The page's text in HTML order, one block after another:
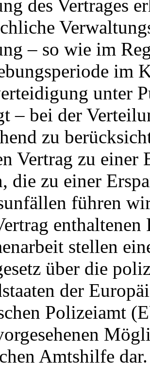
des Vertrages
– so wie im
im
unter
– bei der
zu
Vertrag zu einer
die zu einer
führen
stellen
über die
der
Polizeiamt
Amtshilfe